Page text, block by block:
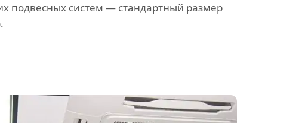
подвесных систем — стандартный размер